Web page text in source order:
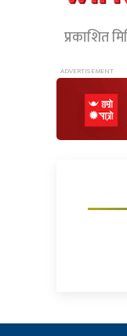
प्रकाशित